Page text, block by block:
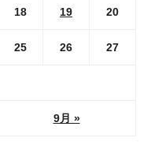
9月 »
18 19 20
25 26 27